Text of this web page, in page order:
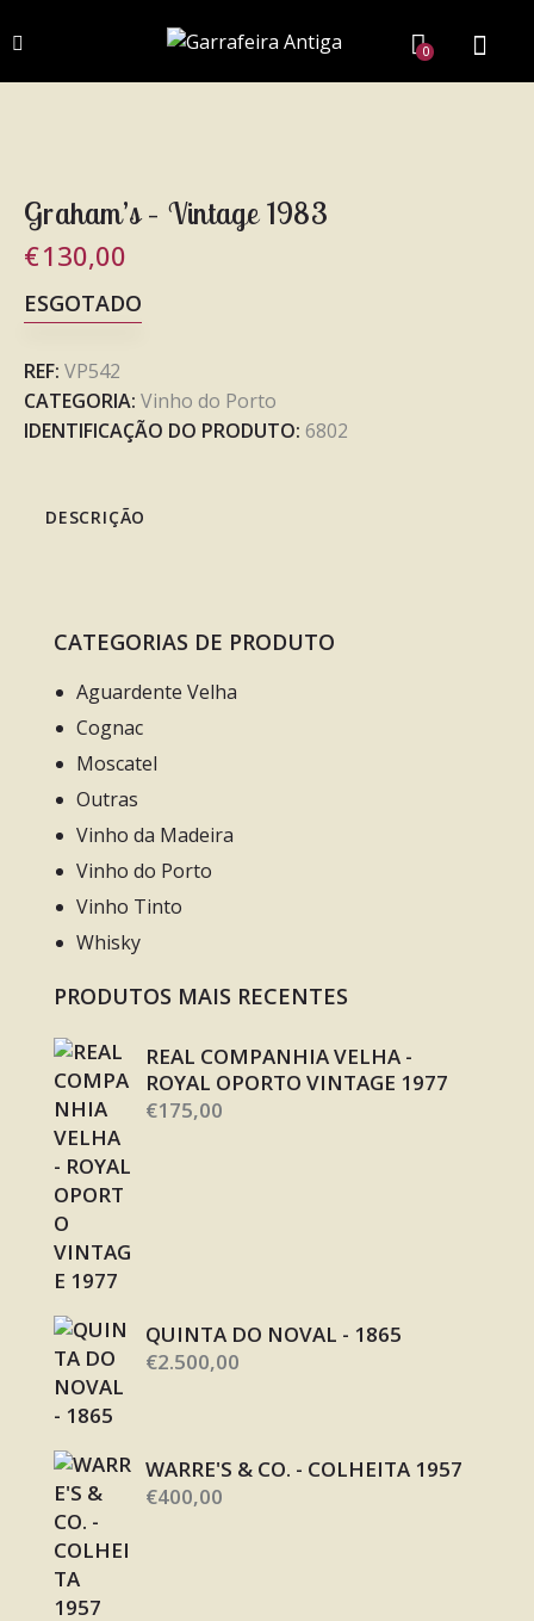
0
Graham’s – Vintage 1983
€130,00
ESGOTADO
REF: VP542
CATEGORIA: Vinho do Porto
IDENTIFICAÇÃO DO PRODUTO: 6802
DESCRIÇÃO
CATEGORIAS DE PRODUTO
Aguardente Velha
Cognac
Moscatel
Outras
Vinho da Madeira
Vinho do Porto
Vinho Tinto
Whisky
PRODUTOS MAIS RECENTES
REAL COMPANHIA VELHA -
ROYAL OPORTO VINTAGE 1977
€175,00
QUINTA DO NOVAL - 1865
€2.500,00
WARRE'S & CO. - COLHEITA 1957
€400,00